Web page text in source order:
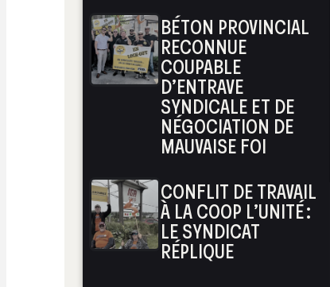
BÉTON PROVINCIAL
RECONNUE
COUPABLE
D’ENTRAVE
SYNDICALE ET DE
NÉGOCIATION DE
MAUVAISE FOI
CONFLIT DE TRAVAIL
À LA COOP L’UNITÉ :
LE SYNDICAT
RÉPLIQUE